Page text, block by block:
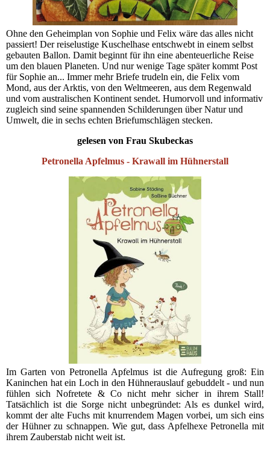
Ohne den Geheimplan von Sophie und Felix wäre das alles nicht
passiert! Der reiselustige Kuschelhase entschwebt in einem selbst
gebauten Ballon. Damit beginnt für ihn eine abenteuerliche Reise
um den blauen Planeten. Und nur wenige Tage später kommt Post
für Sophie an... Immer mehr Briefe trudeln ein, die Felix vom
Mond, aus der Arktis, von den Weltmeeren, aus dem Regenwald
und vom australischen Kontinent sendet. Humorvoll und informativ
zugleich sind seine spannenden Schilderungen über Natur und
Umwelt, die in sechs echten Briefumschlägen stecken.
gelesen von Frau Skubeckas
Petronella Apfelmus - Krawall im Hühnerstall
Im Garten von Petronella Apfelmus ist die Aufregung groß: Ein
Kaninchen hat ein Loch in den Hühnerauslauf gebuddelt - und nun
fühlen sich Nofretete & Co nicht mehr sicher in ihrem Stall!
Tatsächlich ist die Sorge nicht unbegründet: Als es dunkel wird,
kommt der alte Fuchs mit knurrendem Magen vorbei, um sich eins
der Hühner zu schnappen. Wie gut, dass Apfelhexe Petronella mit
ihrem Zauberstab nicht weit ist.